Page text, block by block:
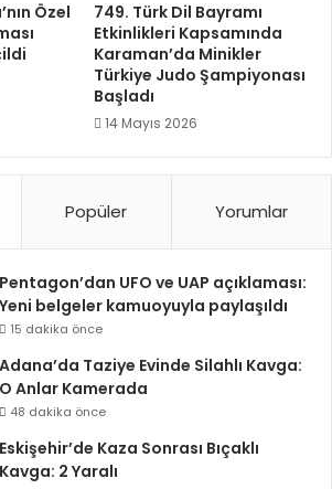
Özel
749. Türk Dil Bayramı
Etkinlikleri Kapsamında
Karaman’da Minikler
Türkiye Judo Şampiyonası
Başladı
14 Mayıs 2026
Popüler Yorumlar
Pentagon’dan UFO ve UAP açıklaması:
Yeni belgeler kamuoyuyla paylaşıldı
15 dakika önce
Adana’da Taziye Evinde Silahlı Kavga:
O Anlar Kamerada
48 dakika önce
Eskişehir’de Kaza Sonrası Bıçaklı
Kavga: 2 Yaralı